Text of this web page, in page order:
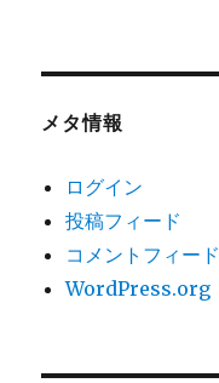
メタ情報
ログイン
投稿フィード
コメントフィード
WordPress.org